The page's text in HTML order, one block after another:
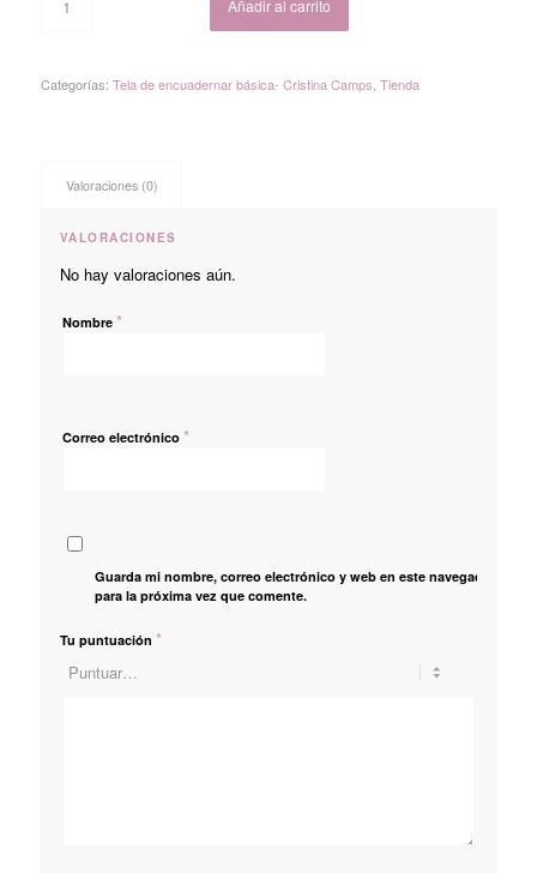
Añadir al carrito
Categorías: Tela de encuadernar básica- Cristina Camps Tienda
Valoraciones (0)
VALORACIONES
No hay valoraciones aún.
Nombre *
Correo electrónico *
Guarda mi nombre, correo electrónico y web en este navegador
para la próxima vez que comente.
Tu puntuación *